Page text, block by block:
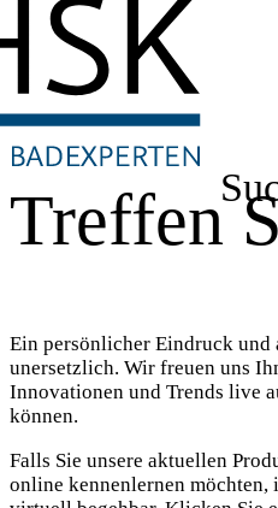
Treffen
Ein persönlicher Eindruck und
unersetzlich. Wir freuen uns
Innovationen und Trends live
können.
Falls Sie unsere aktuellen
online kennenlernen möchten,